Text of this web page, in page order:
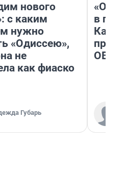
нового
с каким
нужно
«Одиссею»,
не
как фиаско
Губарь
в
Как в
ОВЗ